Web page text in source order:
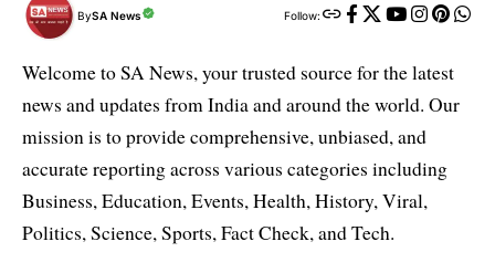
BySA News Follow:
Welcome to SA News, your trusted source for the latest
news and updates from India and around the world. Our
mission is to provide comprehensive, unbiased, and
accurate reporting across various categories including
Business, Education, Events, Health, History, Viral,
Politics, Science, Sports, Fact Check, and Tech.